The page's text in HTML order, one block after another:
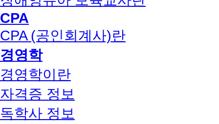
CPA
CPA (공인회계사)란
경영학
경영학이란
자격증 정보
독학사 정보